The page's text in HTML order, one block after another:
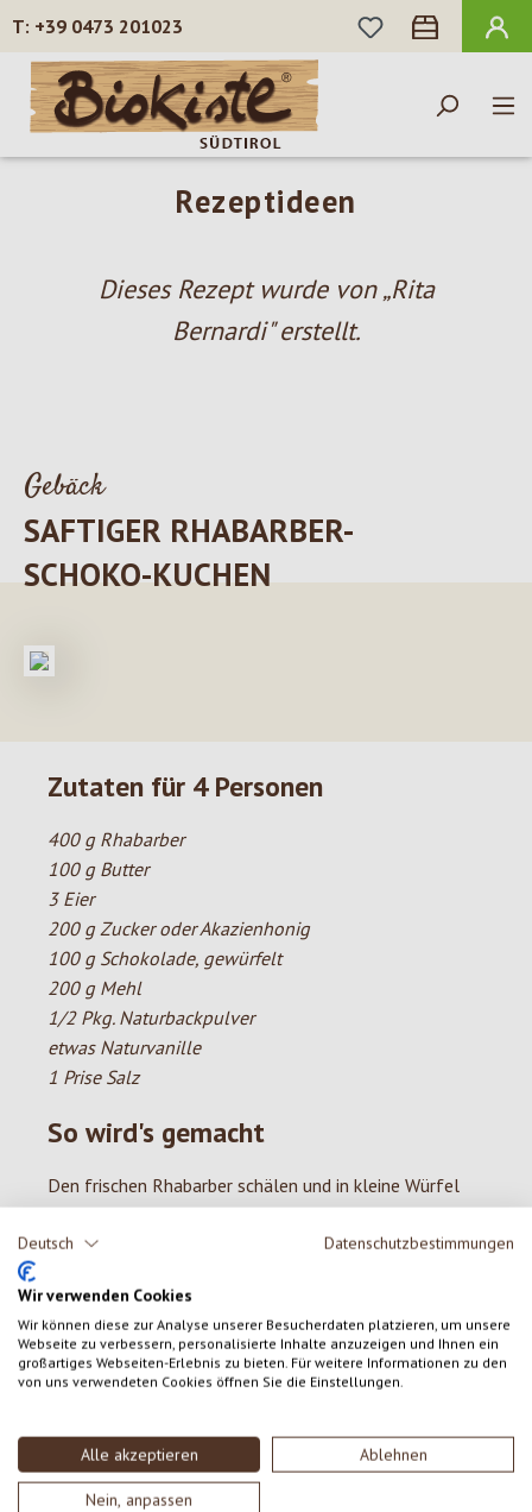
Deutsch Datenschutzbestimmungen
Wir verwenden Cookies
Wir können diese zur Analyse unserer Besucherdaten platzieren, um unsere
Webseite zu verbessern, personalisierte Inhalte anzuzeigen und Ihnen ein
großartiges Webseiten-Erlebnis zu bieten. Für weitere Informationen zu den
von uns verwendeten Cookies öffnen Sie die Einstellungen.
Alle akzeptieren Ablehnen
Nein, anpassen
Zum Hauptinhalt springen
+39 0473 201023
DU HAST 0
Rezeptideen
Dieses Rezept wurde von „Rita
Bernardi" erstellt.
Gebäck
SAFTIGER RHABARBER-
SCHOKO-KUCHEN
Zutaten für 4 Personen
400 g Rhabarber
100 g Butter
3 Eier
200 g Zucker oder Akazienhonig
100 g Schokolade, gewürfelt
200 g Mehl
1/2 Pkg. Naturbackpulver
etwas Naturvanille
1 Prise Salz
So wird's gemacht
Den frischen Rhabarber schälen und in kleine Würfel
schneiden (ca. 1 bis 1,5 cm). Ganz kurz bissfest
dämpfen. Butter, Eier, Salz, Zucker oder Honig und
Dann Mehl und Backpulver darunter mischen und
nochmals rühren. Zuletzt den Rhabarber und die
Schokoladenwürfel dazugeben und gut unterheben.
Den Teig in eine mit Butterpapier ausgelegte
50 Minuten bei 175 Grad im vorgeheizten Backofen
backen.